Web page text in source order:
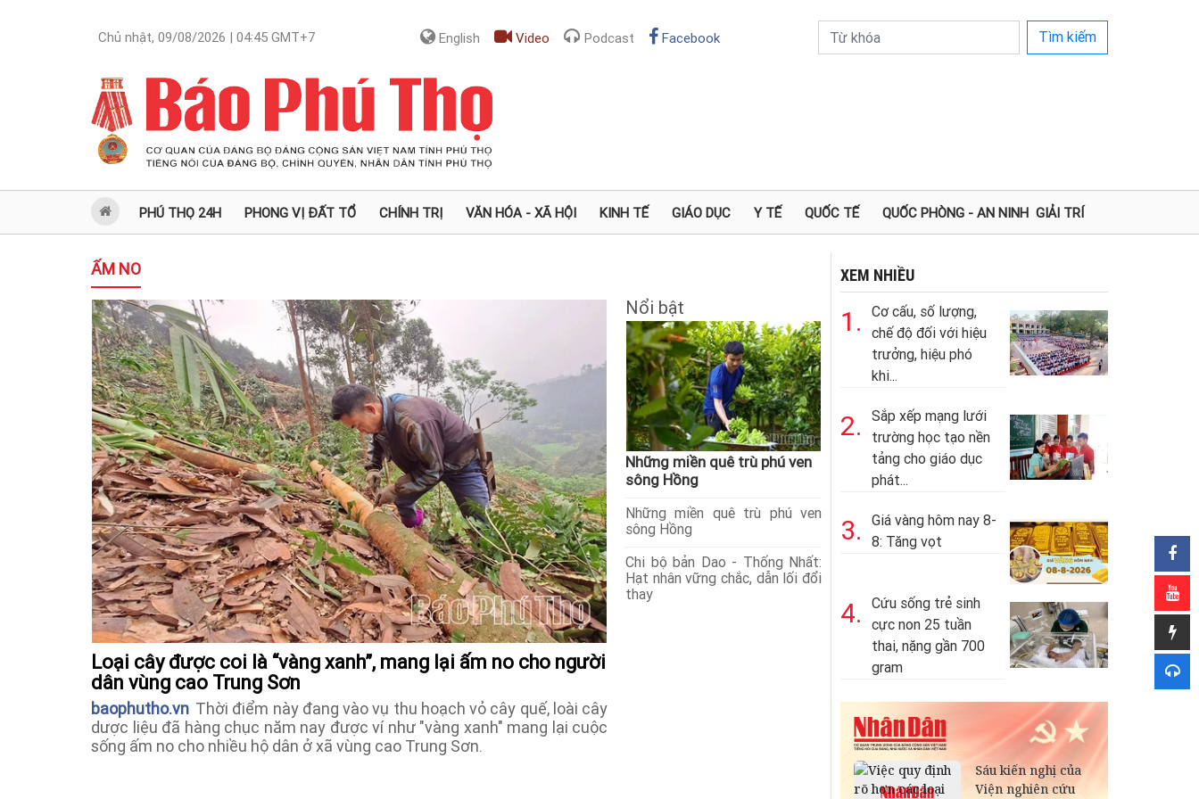
Chủ nhật, 09/08/2026 | 04:45 GMT+7 English Video Podcast Facebook Tìm kiếm
PHÚ THỌ 24H PHONG VỊ ĐẤT TỔ CHÍNH TRỊ VĂN HÓA - XÃ HỘI KINH TẾ GIÁO DỤC Y TẾ QUỐC TẾ QUỐC PHÒNG - AN NINH GIẢI TRÍ
ẤM NO
Loại cây được coi là “vàng xanh”, mang lại ấm no cho người
dân vùng cao Trung Sơn
baophutho.vn Thời điểm này đang vào vụ thu hoạch vỏ cây quế, loài cây
dược liệu đã hàng chục năm nay được ví như "vàng xanh" mang lại cuộc
sống ấm no cho nhiều hộ dân ở xã vùng cao Trung Sơn.
Nổi bật
Những miền quê trù phú ven
sông Hồng
Những miền quê trù phú ven
sông Hồng
Chi bộ bản Dao - Thống Nhất:
Hạt nhân vững chắc, dẫn lối đổi
thay
XEM NHIỀU
1.
Cơ cấu, số lượng,
chế độ đối với hiệu
trưởng, hiệu phó
khi...
2.
Sắp xếp mạng lưới
trường học tạo nền
tảng cho giáo dục
phát...
3.
Giá vàng hôm nay 8-
8: Tăng vọt
4.
Cứu sống trẻ sinh
cực non 25 tuần
thai, nặng gần 700
gram